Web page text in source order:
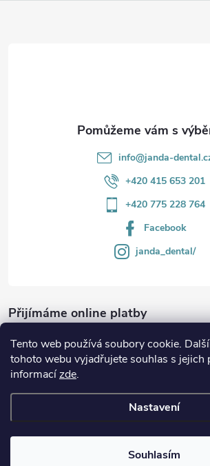
Tento web používá soubory cookie.
tohoto webu vyjadřujete souhlas s jejich
informacízde.
Nastavení
Souhlasím
info@janda-
+420 415 653 201
+420 775 228 764
Facebook
janda_dental/
Přijímáme online platby
Copyright 2026JANDA-DENTAL.cz.